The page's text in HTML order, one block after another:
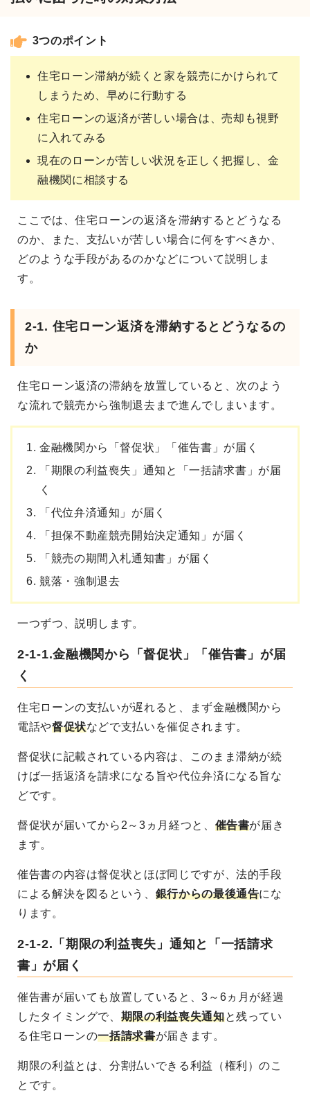
3つのポイント
住宅ローン滞納が続くと家を競売にかけられて
しまうため、早めに行動する
住宅ローンの返済が苦しい場合は、売却も視野
に入れてみる
現在のローンが苦しい状況を正しく把握し、金
融機関に相談する
ここでは、住宅ローンの返済を滞納するとどうなる
のか、また、支払いが苦しい場合に何をすべきか、
どのような手段があるのかなどについて説明しま
す。
2-1. 住宅ローン返済を滞納するとどうなるの
か
住宅ローン返済の滞納を放置していると、次のよう
な流れで競売から強制退去まで進んでしまいます。
金融機関から「督促状」「催告書」が届く
「期限の利益喪失」通知と「一括請求書」が届
く
「代位弁済通知」が届く
「担保不動産競売開始決定通知」が届く
「競売の期間入札通知書」が届く
競落・強制退去
一つずつ、説明します。
2-1-1.金融機関から「督促状」「催告書」が届
く
住宅ローンの支払いが遅れると、まず金融機関から
電話や督促状などで支払いを催促されます。
督促状に記載されている内容は、このまま滞納が続
けば一括返済を請求になる旨や代位弁済になる旨な
どです。
督促状が届いてから2～3ヵ月経つと、 催告書が届き
ます。
催告書の内容は督促状とほぼ同じですが、法的手段
による解決を図るという、 銀行からの最後通告にな
ります。
2-1-2.「期限の利益喪失」通知と「一括請求
書」が届く
催告書が届いても放置していると、3～6ヵ月が経過
したタイミングで、 期限の利益喪失通知と残ってい
る住宅ローンの一括請求書が届きます。
期限の利益とは、分割払いできる利益（権利）のこ
とです。